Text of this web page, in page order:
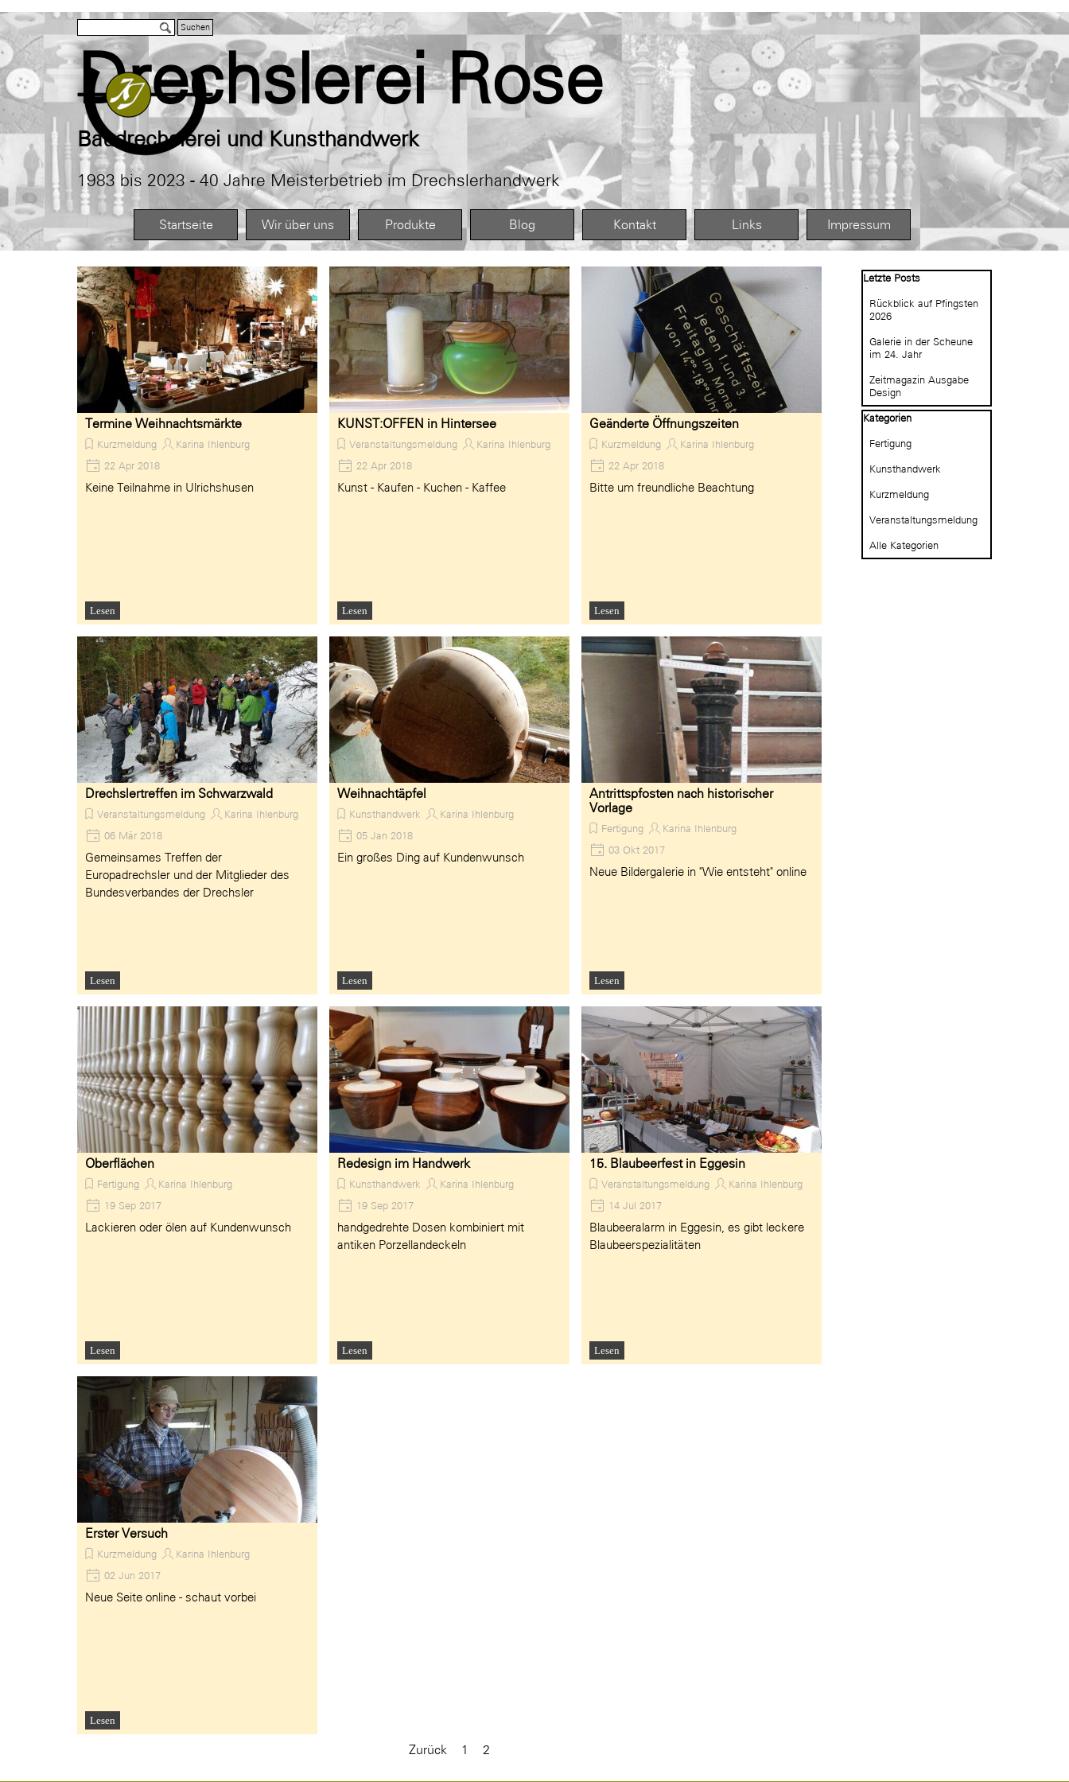
Suchen
Drechslerei Rose
Baudrechslerei und Kunsthandwerk
1983 bis 2023 - 40 Jahre Meisterbetrieb im Drechslerhandwerk
Menü überspringen
Startseite Wir über uns ▼
Produkte ▼
Blog Kontakt Links Impressum
Termine Weihnachtsmärkte
Kurzmeldung
Karina Ihlenburg
22 Apr 2018
Keine Teilnahme in Ulrichshusen
Lesen
KUNST:OFFEN in Hintersee
Veranstaltungsmeldung
Karina Ihlenburg
22 Apr 2018
Kunst - Kaufen - Kuchen - Kaffee
Lesen
Geänderte Öffnungszeiten
Kurzmeldung
Karina Ihlenburg
22 Apr 2018
Bitte um freundliche Beachtung
Lesen
Drechslertreffen im Schwarzwald
Veranstaltungsmeldung
Karina Ihlenburg
06 Mär 2018
Gemeinsames Treffen der
Europadrechsler und der Mitglieder des
Bundesverbandes der Drechsler
Lesen
Weihnachtäpfel
Kunsthandwerk
Karina Ihlenburg
05 Jan 2018
Ein großes Ding auf Kundenwunsch
Lesen
Antrittspfosten nach historischer
Vorlage
Fertigung
Karina Ihlenburg
03 Okt 2017
Neue Bildergalerie in "Wie entsteht" online
Lesen
Oberflächen
Fertigung
Karina Ihlenburg
19 Sep 2017
Lackieren oder ölen auf Kundenwunsch
Lesen
Redesign im Handwerk
Kunsthandwerk
Karina Ihlenburg
19 Sep 2017
handgedrehte Dosen kombiniert mit
antiken Porzellandeckeln
Lesen
15. Blaubeerfest in Eggesin
Veranstaltungsmeldung
Karina Ihlenburg
14 Jul 2017
Blaubeeralarm in Eggesin, es gibt leckere
Blaubeerspezialitäten
Lesen
Erster Versuch
Kurzmeldung
Karina Ihlenburg
02 Jun 2017
Neue Seite online - schaut vorbei
Lesen
Zurück Gehen Sie zu Seite:
1 Aktuelle Seite:
2
Block überspringen Letzte Posts
Letzte Posts
Rückblick auf Pfingsten
2026
Galerie in der Scheune
im 24. Jahr
Zeitmagazin Ausgabe
Design
Block überspringen Kategorien
Kategorien
Fertigung
Kunsthandwerk
Kurzmeldung
Veranstaltungsmeldung
Alle Kategorien